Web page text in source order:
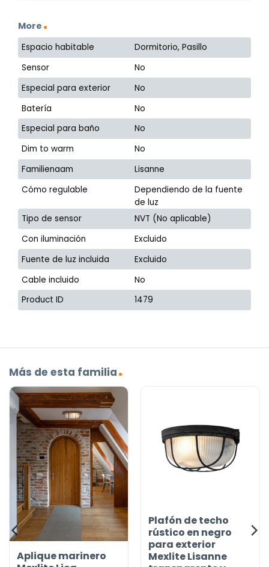
More
Espacio habitable
Dormitorio, Pasillo
Sensor
No
Especial para exterior
No
Batería
No
Especial para baño
No
Dim to warm
No
Familienaam
Lisanne
Cómo regulable
Dependiendo de la fuente
de luz
Tipo de sensor
NVT (No aplicable)
Con iluminación
Excluido
Fuente de luz incluida
Excluido
Cable incluido
No
Product ID
1479
Más de esta familia
Aplique marinero
Plafón de techo
rústico en negro
para exterior
Mexlite Lisanne